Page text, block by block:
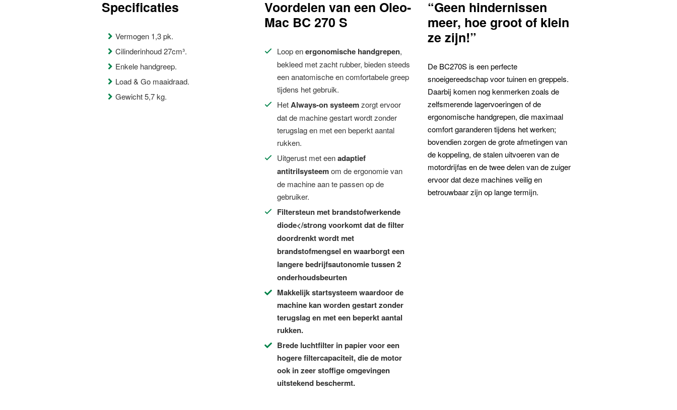
Specificaties
Vermogen 1,3 pk.
Cilinderinhoud 27cm³.
Enkele handgreep.
Load & Go maaidraad.
Gewicht 5,7 kg.
Voordelen van een Oleo-
Mac BC 270 S
Loop energonomische handgrepen,
bekleed met zacht rubber, bieden steeds
een anatomische en comfortabele greep
tijdens het gebruik.
Het Always-on systeemzorgt ervoor
dat de machine gestart wordt zonder
terugslag en met een beperkt aantal
rukken.
Uitgerust met eenadaptief
antitrilsysteemom de ergonomie van
de machine aan te passen op de
gebruiker.
Filtersteun met brandstofwerkende
diode</strong voorkomt dat de filter
doordrenkt wordt met
brandstofmengsel en waarborgt een
langere bedrijfsautonomie tussen 2
onderhoudsbeurten
Makkelijk startsysteemwaardoor de
machine kan worden gestart zonder
terugslag en met een beperkt aantal
rukken.
Brede luchtfilter in papiervoor een
hogere filtercapaciteit, die de motor
ook in zeer stoffige omgevingen
uitstekend beschermt.
“Geen hindernissen
meer, hoe groot of klein
ze zijn!”
De BC270S is een perfecte
snoeigereedschap voor tuinen en greppels.
Daarbij komen nog kenmerken zoals de
zelfsmerende lagervoeringen of de
ergonomische handgrepen, die maximaal
comfort garanderen tijdens het werken;
bovendien zorgen de grote afmetingen van
de koppeling, de stalen uitvoeren van de
motordrijfas en de twee delen van de zuiger
ervoor dat deze machines veilig en
betrouwbaar zijn op lange termijn.